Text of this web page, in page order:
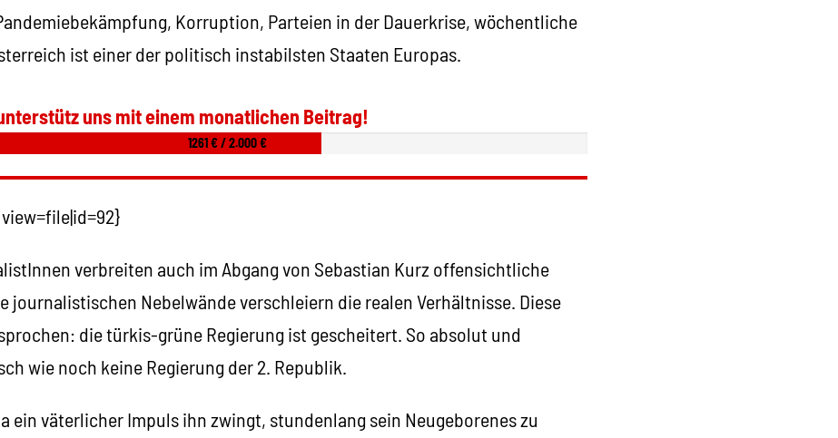
Korruption, Parteien in der Dauerkrise, wöchentliche
ist einer der politisch instabilsten Staaten Europas.
uns mit einem monatlichen Beitrag!
1261 € / 2.000 €
verbreiten auch im Abgang von Sebastian Kurz offensichtliche
journalistischen Nebelwände verschleiern die realen Verhältnisse. Diese
die türkis-grüne Regierung ist gescheitert. So absolut und
wie noch keine Regierung der 2. Republik.
ein väterlicher Impuls ihn zwingt, stundenlang sein Neugeborenes zu